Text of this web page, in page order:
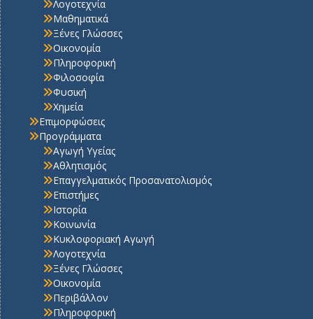
Λογοτεχνία
Μαθηματικά
Ξένες Γλώσσες
Οικονομία
Πληροφορική
Φιλοσοφία
Φυσική
Χημεία
Επιμορφώσεις
Προγράμματα
Αγωγή Υγείας
Αθλητισμός
Επαγγελματικός Προσανατολισμός
Επιστήμες
Ιστορία
Κοινωνία
Κυκλοφοριακή Αγωγή
Λογοτεχνία
Ξένες Γλώσσες
Οικονομία
Περιβάλλον
Πληροφορική